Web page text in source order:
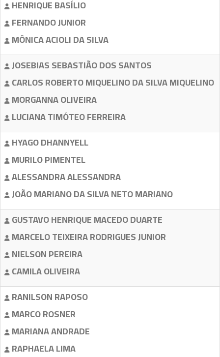
HENRIQUE BASÍLIO
FERNANDO JUNIOR
MÔNICA ACIOLI DA SILVA
JOSEBIAS SEBASTIÃO DOS SANTOS
CARLOS ROBERTO MIQUELINO DA SILVA MIQUELINO
MORGANNA OLIVEIRA
LUCIANA TIMÓTEO FERREIRA
HYAGO DHANNYELL
MURILO PIMENTEL
ALESSANDRA ALESSANDRA
JOÃO MARIANO DA SILVA NETO MARIANO
GUSTAVO HENRIQUE MACEDO DUARTE
MARCELO TEIXEIRA RODRIGUES JUNIOR
NIELSON PEREIRA
CAMILA OLIVEIRA
RANILSON RAPOSO
MARCO ROSNER
MARIANA ANDRADE
RAPHAELA LIMA